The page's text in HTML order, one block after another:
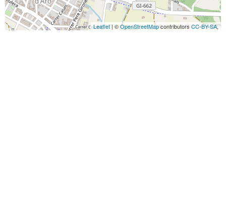
Leaflet | ©OpenStreetMapcontributors CC-BY-SA,